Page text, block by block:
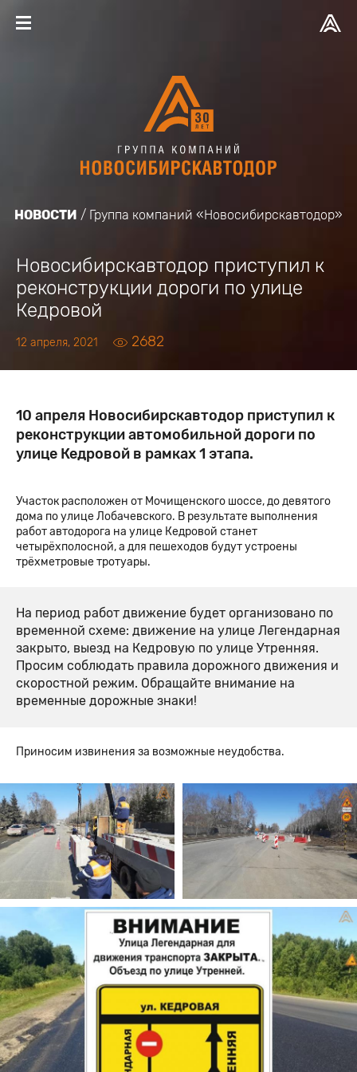
НОВОСТИ Группа компаний «Новосибирскавтодор»
Новосибирскавтодор приступил к
реконструкции дороги по улице
Кедровой
12 апреля, 2021 2682
10 апреля Новосибирскавтодор приступил к
реконструкции автомобильной дороги по
улице Кедровой в рамках 1 этапа.
Участок расположен от Мочищенского шоссе, до девятого
дома по улице Лобачевского. В результате выполнения
работ автодорога на улице Кедровой станет
четырёхполосной, а для пешеходов будут устроены
трёхметровые тротуары.
На период работ движение будет организовано по
временной схеме: движение на улице Легендарная
закрыто, выезд на Кедровую по улице Утренняя.
Просим соблюдать правила дорожного движения и
скоростной режим. Обращайте внимание на
временные дорожные знаки!
Приносим извинения за возможные неудобства.